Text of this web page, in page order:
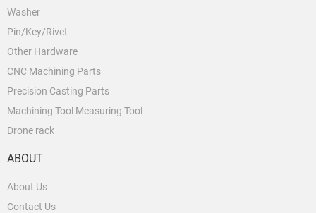
Washer
Pin/Key/Rivet
Other Hardware
CNC Machining Parts
Precision Casting Parts
Machining Tool Measuring Tool
Drone rack
ABOUT
About Us
Contact Us